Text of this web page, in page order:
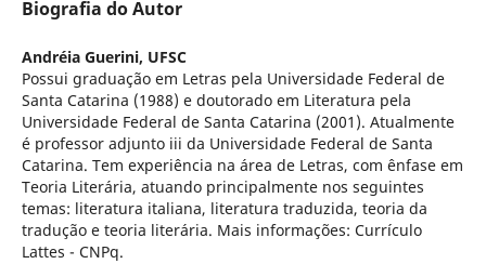
Biografia do Autor
Andréia Guerini, UFSC
Possui graduação em Letras pela Universidade Federal de
Santa Catarina (1988) e doutorado em Literatura pela
Universidade Federal de Santa Catarina (2001). Atualmente
é professor adjunto iii da Universidade Federal de Santa
Catarina. Tem experiência na área de Letras, com ênfase em
Teoria Literária, atuando principalmente nos seguintes
temas: literatura italiana, literatura traduzida, teoria da
tradução e teoria literária. Mais informações: Currículo
Lattes - CNPq.